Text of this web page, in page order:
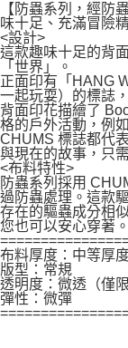
【防蟲系列，經防
味十足、充滿冒險
<設計>
這款趣味十足的背
「世界」。
正面印有「HANG
一起玩耍）的標誌
背面印花描繪了
格的戶外活動，例
CHUMS 標誌都代
與現在的故事，只
<布料特性>
防蟲系列採用
過防蟲處理。這款
存在的驅蟲成分相
您也可以安心穿著。
布料厚度：中等厚
版型：常規
透明度：微透（僅限
彈性：微彈